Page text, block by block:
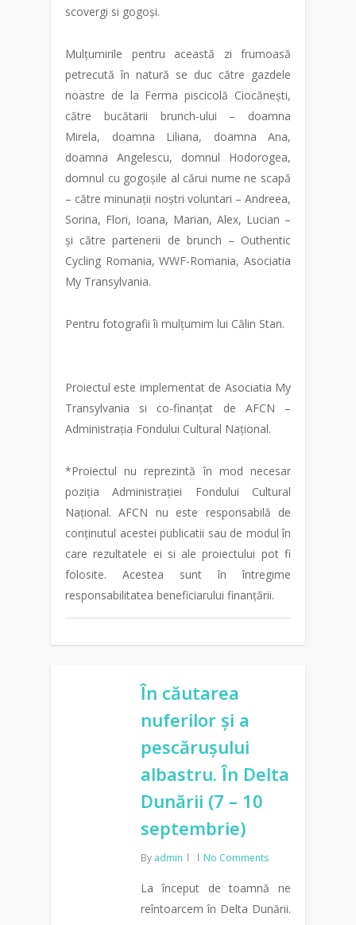
scovergi si gogoși.
Mulțumirile pentru această zi frumoasă
petrecută în natură se duc către gazdele
noastre de la Ferma piscicolă Ciocănești,
către bucătarii brunch-ului – doamna
Mirela, doamna Liliana, doamna Ana,
doamna Angelescu, domnul Hodorogea,
domnul cu gogoșile al cărui nume ne scapă
– către minunații noștri voluntari – Andreea,
Sorina, Flori, Ioana, Marian, Alex, Lucian –
și către partenerii de brunch – Outhentic
Cycling Romania, WWF-Romania, Asociatia
My Transylvania.
Pentru fotografii îi mulțumim lui Călin Stan.
Proiectul este implementat de Asociatia My
Transylvania si co-finanțat de AFCN –
Administrația Fondului Cultural Național.
*Proiectul nu reprezintă în mod necesar
poziția Administrației Fondului Cultural
Național. AFCN nu este responsabilă de
conținutul acestei publicatii sau de modul în
care rezultatele ei si ale proiectului pot fi
folosite. Acestea sunt în întregime
responsabilitatea beneficiarului finanțării.
În căutarea
nuferilor și a
pescărușului
albastru. În Delta
Dunării (7 – 10
septembrie)
By admin No Comments
La început de toamnă ne
reîntoarcem în Delta Dunării.